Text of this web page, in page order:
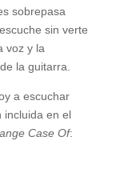
sobrepasa
sin verte
voz y la
la guitarra.
a escuchar
incluida en el
Case Of: